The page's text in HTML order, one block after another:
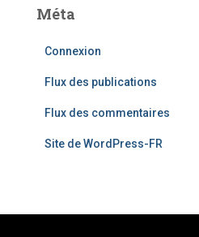
Méta
Connexion
Flux des publications
Flux des commentaires
Site de WordPress-FR